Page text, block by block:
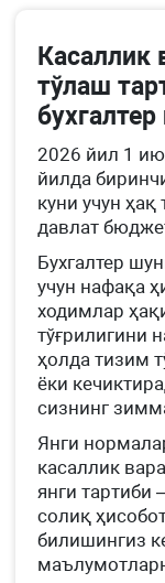
Касаллик
тўлаш
2026 йил 1
йилда
куни учун
давлат
Бухгалтер
учун нафақа
ходимлар
тўғрилигини
ҳолда тизим
ёки
сизнинг
Янги
касаллик
янги тартиби
солиқ
билишингиз